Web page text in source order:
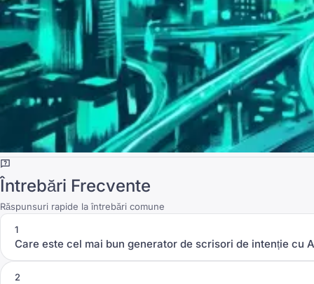
Întrebări Frecvente
Răspunsuri rapide la întrebări comune
1
Care este cel mai bun generator de scrisori de intenție cu
2